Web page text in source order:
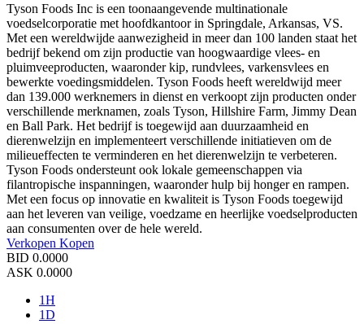
Tyson Foods Inc is een toonaangevende multinationale
voedselcorporatie met hoofdkantoor in Springdale, Arkansas, VS.
Met een wereldwijde aanwezigheid in meer dan 100 landen staat het
bedrijf bekend om zijn productie van hoogwaardige vlees- en
pluimveeproducten, waaronder kip, rundvlees, varkensvlees en
bewerkte voedingsmiddelen. Tyson Foods heeft wereldwijd meer
dan 139.000 werknemers in dienst en verkoopt zijn producten onder
verschillende merknamen, zoals Tyson, Hillshire Farm, Jimmy Dean
en Ball Park. Het bedrijf is toegewijd aan duurzaamheid en
dierenwelzijn en implementeert verschillende initiatieven om de
milieueffecten te verminderen en het dierenwelzijn te verbeteren.
Tyson Foods ondersteunt ook lokale gemeenschappen via
filantropische inspanningen, waaronder hulp bij honger en rampen.
Met een focus op innovatie en kwaliteit is Tyson Foods toegewijd
aan het leveren van veilige, voedzame en heerlijke voedselproducten
aan consumenten over de hele wereld.
Verkopen Kopen
BID 0.0000
ASK 0.0000
1H
1D